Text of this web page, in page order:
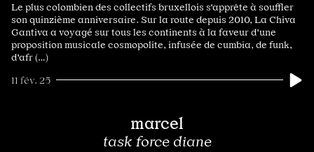
Le plus colombien des collectifs bruxellois s'apprête à souffler
son quinzième anniversaire. Sur la route depuis 2010, La Chiva
Gantiva a voyagé sur tous les continents à la faveur d'une
proposition musicale cosmopolite, infusée de cumbia, de funk,
d'afr (…)
11 fév. 25
marcel
task force diane